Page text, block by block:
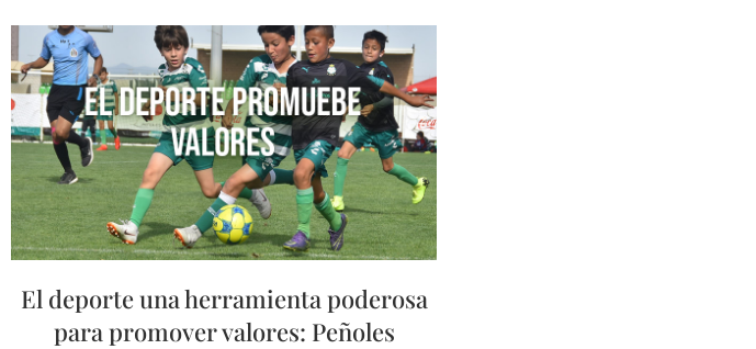
El deporte una herramienta poderosa
para promover valores: Peñoles